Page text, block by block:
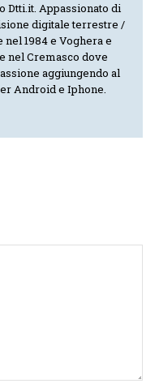
Dtti.it. Appassionato di
digitale terrestre /
1984 e Voghera e
nel Cremasco dove
aggiungendo al
Android e Iphone.